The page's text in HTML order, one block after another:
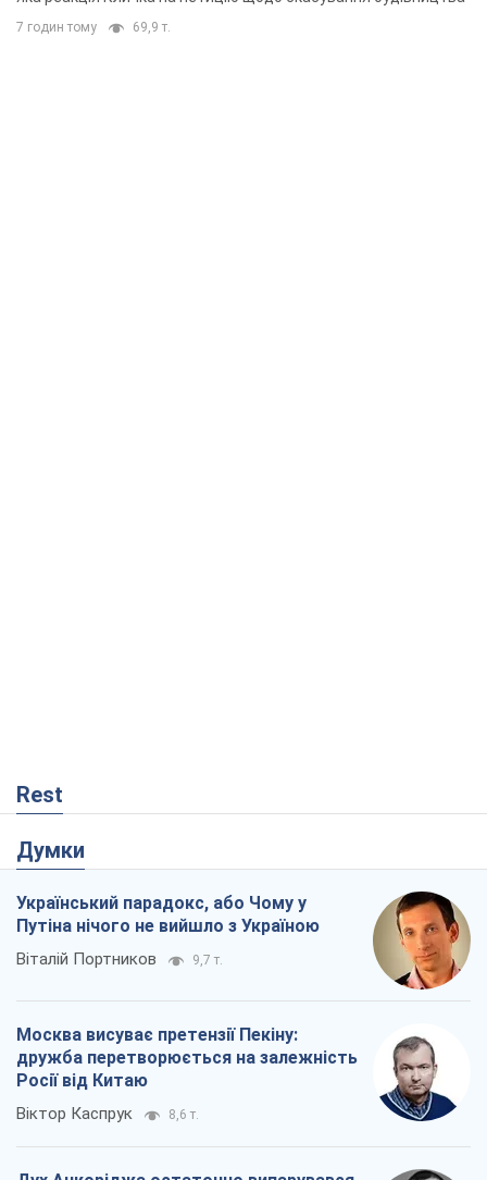
7 годин тому 69,9 т.
Rest
Думки
Український парадокс, або Чому у
Путіна нічого не вийшло з Україною
Віталій Портников 9,7 т.
Москва висуває претензії Пекіну:
дружба перетворюється на залежність
Росії від Китаю
Віктор Каспрук 8,6 т.